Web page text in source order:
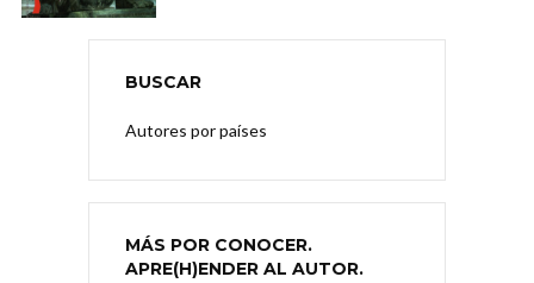
BUSCAR
Autores por países
MÁS POR CONOCER.
APRE(H)ENDER AL AUTOR.